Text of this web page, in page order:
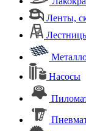
Ленты,
Насосы